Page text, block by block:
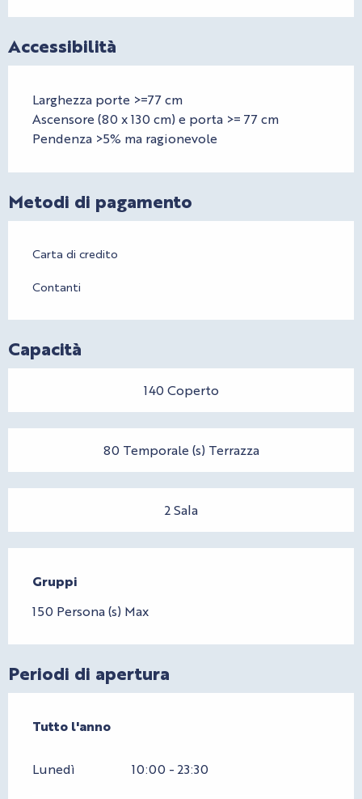
Accessibilità
Larghezza porte >=77 cm
Ascensore (80 x 130 cm) e porta >= 77 cm
Pendenza >5% ma ragionevole
Metodi di pagamento
Carta di credito
Contanti
Capacità
140 Coperto
80 Temporale (s) Terrazza
2 Sala
Gruppi
Gruppi
150 Persona (s) Max
Periodi di apertura
Tutto l'anno
Tutto l'anno
Lunedì 10:00 - 23:30